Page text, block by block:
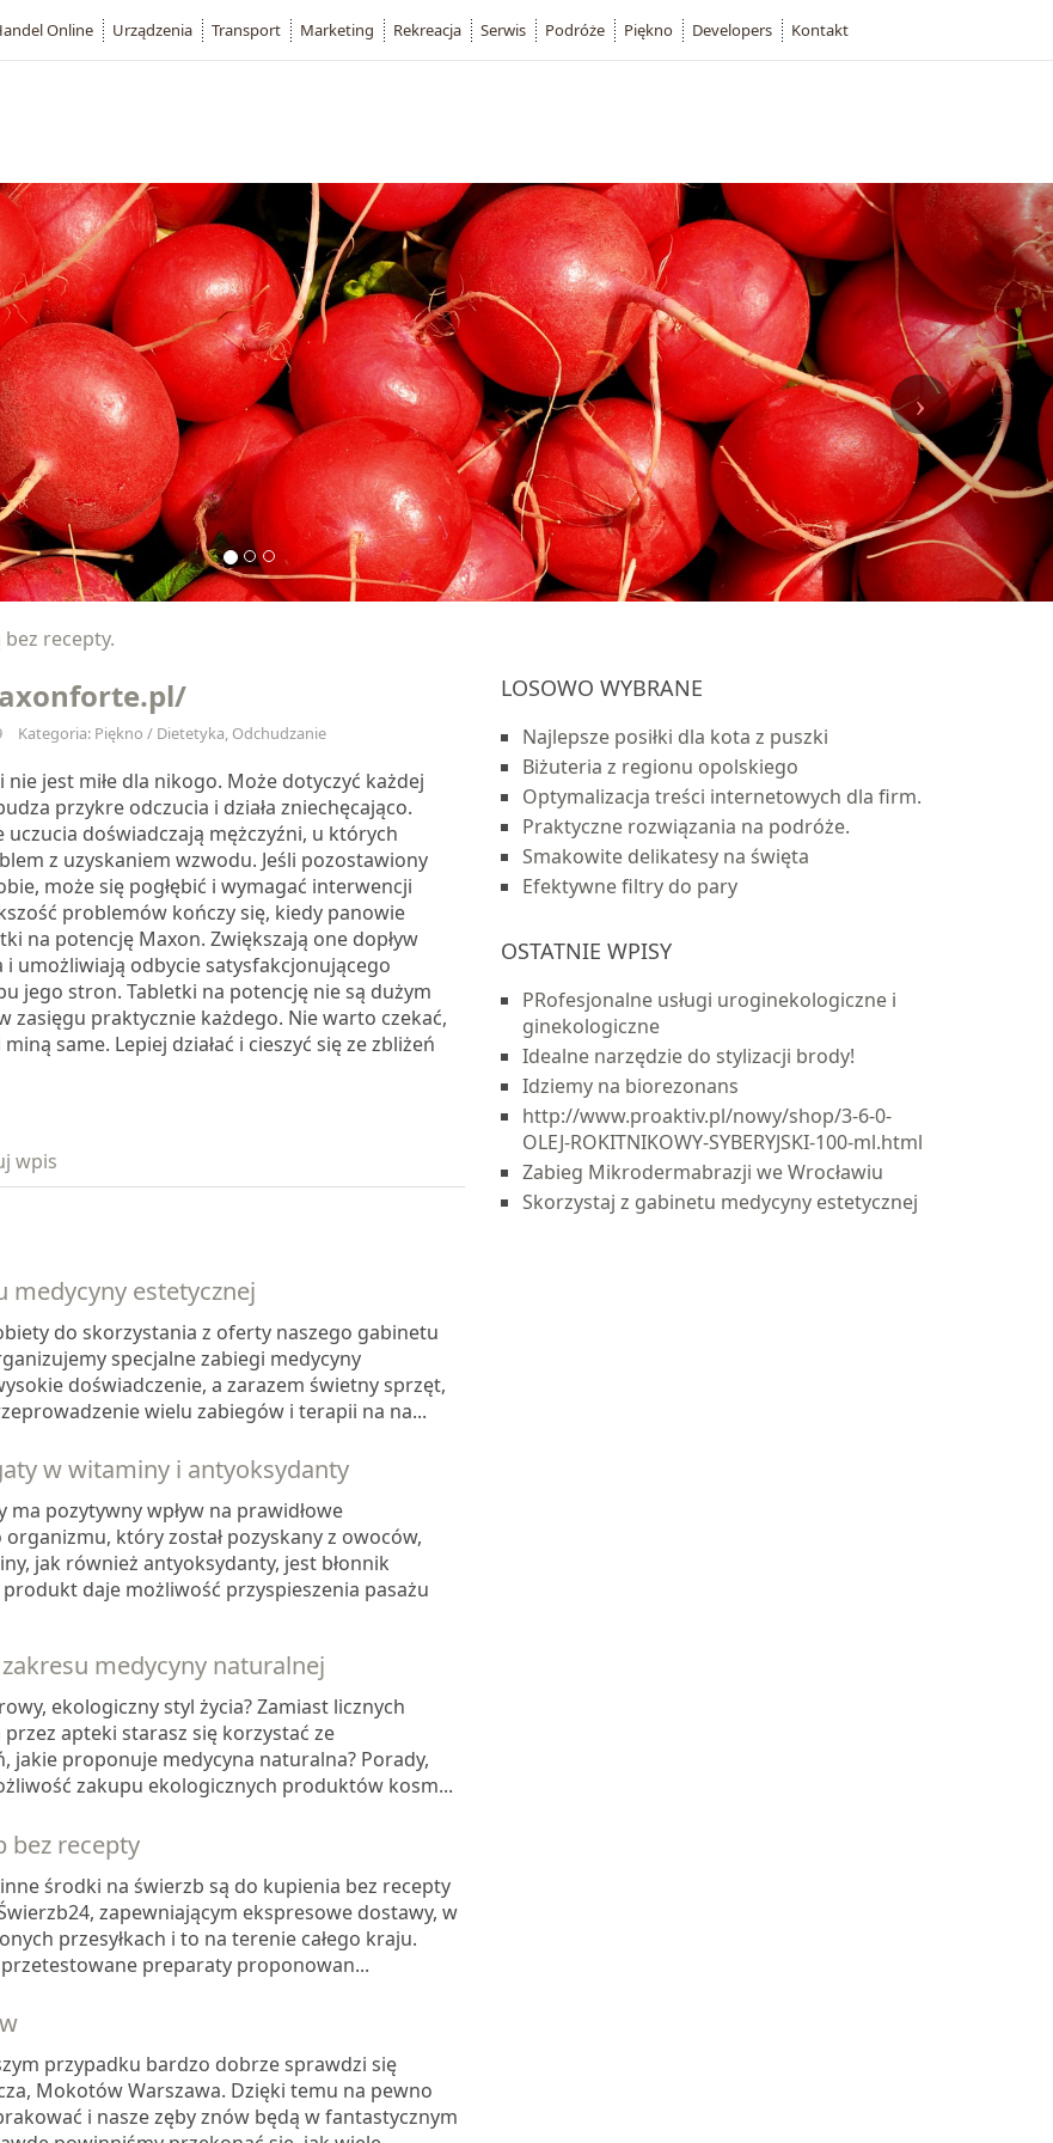
bez recepty.
Kategoria: Piękno / Dietetyka, Odchudzanie
nie jest miłe dla nikogo. Może dotyczyć każdej
przykre odczucia i działa zniechęcająco.
uczucia doświadczają mężczyźni, u których
z uzyskaniem wzwodu. Jeśli pozostawiony
może się pogłębić i wymagać interwencji
problemów kończy się, kiedy panowie
na potencję Maxon. Zwiększają one dopływ
i umożliwiają odbycie satysfakcjonującego
jego stron. Tabletki na potencję nie są dużym
zasięgu praktycznie każdego. Nie warto czekać,
same. Lepiej działać i cieszyć się ze zbliżeń
wpis
medycyny estetycznej
do skorzystania z oferty naszego gabinetu
specjalne zabiegi medycyny
doświadczenie, a zarazem świetny sprzęt,
wielu zabiegów i terapii na na...
w witaminy i antyoksydanty
pozytywny wpływ na prawidłowe
który został pozyskany z owoców,
jak również antyoksydanty, jest błonnik
daje możliwość przyspieszenia pasażu
medycyny naturalnej
ekologiczny styl życia? Zamiast licznych
apteki starasz się korzystać ze
jakie proponuje medycyna naturalna? Porady,
zakupu ekologicznych produktów kosm...
bez recepty
środki na świerzb są do kupienia bez recepty
zapewniającym ekspresowe dostawy, w
przesyłkach i to na terenie całego kraju.
preparaty proponowan...
przypadku bardzo dobrze sprawdzi się
Mokotów Warszawa. Dzięki temu na pewno
i nasze zęby znów będą w fantastycznym
LOSOWO WYBRANE
Najlepsze posiłki dla kota z puszki
Biżuteria z regionu opolskiego
Optymalizacja treści internetowych dla firm.
Praktyczne rozwiązania na podróże.
Smakowite delikatesy na święta
Efektywne filtry do pary
OSTATNIE WPISY
PRofesjonalne usługi uroginekologiczne i
ginekologiczne
Idealne narzędzie do stylizacji brody!
Idziemy na biorezonans
http://www.proaktiv.pl/nowy/shop/3-6-0-
OLEJ-ROKITNIKOWY-SYBERYJSKI-100-ml.html
Zabieg Mikrodermabrazji we Wrocławiu
Skorzystaj z gabinetu medycyny estetycznej
Online Urządzenia Transport Marketing Rekreacja Serwis Podróże Piękno Developers Kontakt